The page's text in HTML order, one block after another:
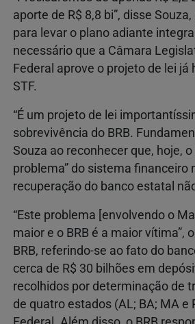
aporte de R$ 8,8 bi”, disse
para levar o plano adiante
necessário que a Câmara
Federal aprove o projeto de lei
STF.
“É um projeto de lei
sobrevivência do BRB.
Souza ao reconhecer que, hoje, o
problema” do sistema financeiro
recuperação do banco estatal
“Este problema [envolvendo o
maior e o BRB é a maior vítima”,
BRB, referindo-se ao fato do
cerca de R$ 30 bilhões em
recolhidos por determinação de
de quatro estados (AL; BA; MA e